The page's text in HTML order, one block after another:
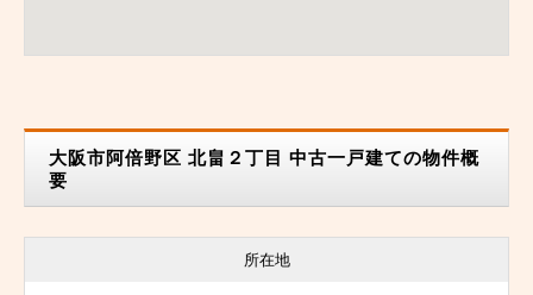
大阪市阿倍野区 北畠２丁目 中古一戸建ての物件概
要
所在地